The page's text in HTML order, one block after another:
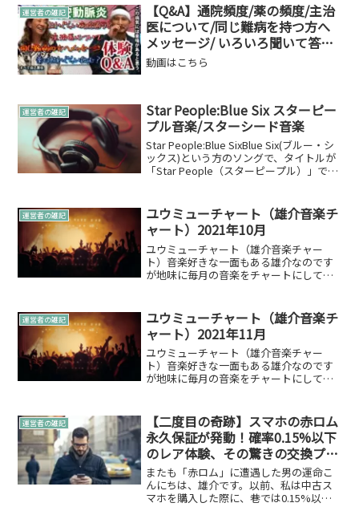
運営者の雑記
【Q&A】通院頻度/薬の頻度/主治
医について/同じ難病を持つ方へ
メッセージ/ いろいろ聞いて答え
てもらいました(指定難病40 高安
動画はこちら
運営者の雑記
Star People:Blue Six スターピー
プル音楽/スターシード音楽
Star People:Blue SixBlue Six(ブルー・シ
ックス)という方のソングで、タイトルが
「Star People（スターピープル）」で
か。他にも、Mil...
運営者の雑記
ユウミューチャート（雄介音楽チ
ャート）2021年10月
ユウミューチャート（雄介音楽チャー
ト）音楽好きな一面もある雄介なのです
が地味に毎月の音楽をチャートにして聴
ャートのTOP10で曲をご紹介したいと思
います。2021年10...
運営者の雑記
ユウミューチャート（雄介音楽チ
ャート）2021年11月
ユウミューチャート（雄介音楽チャー
ト）音楽好きな一面もある雄介なのです
が地味に毎月の音楽をチャートにして聴
ャートのTOP10で曲をご紹介したいと思
います。2021年11...
運営者の雑記
【二度目の奇跡】スマホの赤ロム
永久保証が発動！確率0.15%以下
のレア体験、その驚きの交換プロ
セスを全公開
またも「赤ロム」に遭遇した男の運命こ
んにちは、雄介です。以前、私は中古ス
マホを購入した際に、巷では0.15%以下